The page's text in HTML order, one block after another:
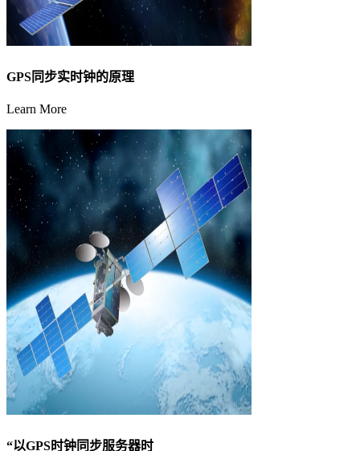
GPS同步实时钟的原理
Learn More
“以GPS时钟同步服务器时